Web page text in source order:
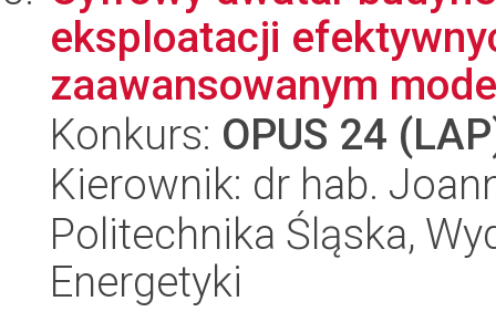
eksploatacji
zaawansowanym
Konkurs: OPUS 24
Kierownik: dr hab.
Politechnika Śląska,
Energetyki